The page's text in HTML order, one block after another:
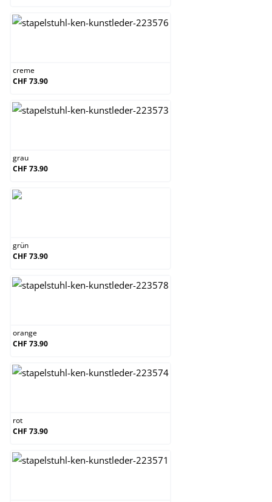
creme
CHF 73.90
grau
CHF 73.90
grün
CHF 73.90
orange
CHF 73.90
rot
CHF 73.90